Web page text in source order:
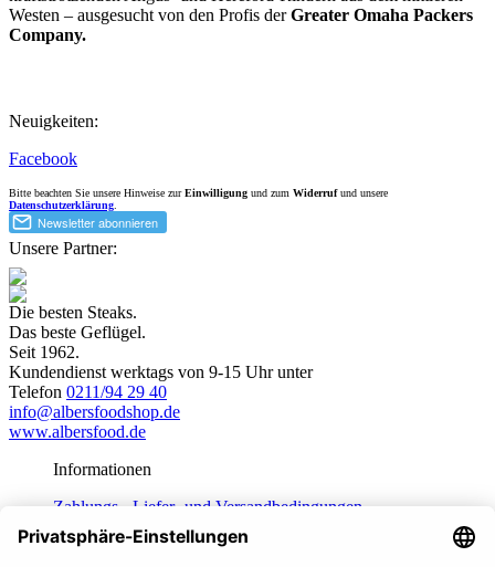
Westen – ausgesucht von den Profis derGreater Omaha Packers
Company.
Neuigkeiten:
Facebook
Bitte beachten Sie unsere Hinweise zurEinwilligung und zum Widerrufund unsere
Datenschutzerklärung
Unsere Partner:
Die besten Steaks.
Das beste Geflügel.
Seit 1962.
Kundendienst werktags von 9-15 Uhr unter
Telefon 0211/94 29 40
info@albersfoodshop.de
www.albersfood.de
Informationen
Zahlungs-, Liefer- und Versandbedingungen
Daten­schutz­er­klä­rung